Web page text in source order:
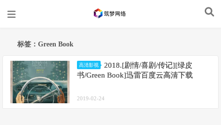
标签：Green Book
高清影视
2018.[剧情/喜剧/传记][绿皮
书/Green Book]迅雷百度云高清下载
2019-02-24